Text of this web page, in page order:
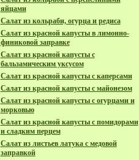
яйцами
Салат из кольраби, огурца и редиса
Салат из красной капусты в лимонно-
финиковой заправке
Салат из красной капусты с
бальзамическим уксусом
Салат из красной капусты с каперсами
Салат из красной капусты с майонезом
Салат из красной капусты с огурцами и
морковью
Салат из красной капусты с помидорами
и сладким перцем
Салат из листьев латука с медовой
заправкой